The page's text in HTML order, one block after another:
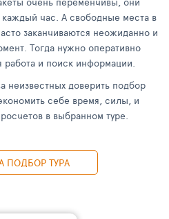
каждый час. А свободные места в
заканчиваются неожиданно и
Тогда нужно оперативно
работа и поиск информации.
неизвестных доверить подбор
себе время, силы, и
в выбранном туре.
ПОДБОР ТУРА